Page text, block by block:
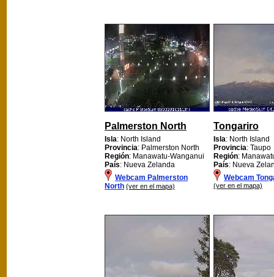
Palmerston North
Isla: North Island
Provincia: Palmerston North
Región: Manawatu-Wanganui
País: Nueva Zelanda
Webcam Palmerston
North (ver en el mapa)
Tongariro
Isla: North Island
Provincia: Taupo
Región:
País: Nueva
Webcam
(ver en el mapa)